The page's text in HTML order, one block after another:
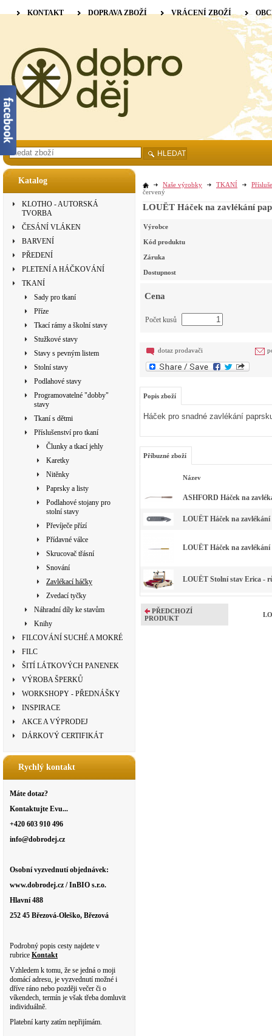
Katalog
KLOTHO - AUTORSKÁ
TVORBA
ČESÁNÍ VLÁKEN
BARVENÍ
PŘEDENÍ
PLETENÍ A HÁČKOVÁNÍ
TKANÍ
Sady pro tkaní
Příze
Tkací rámy a školní stavy
Stužkové stavy
Stavy s pevným listem
Stolní stavy
Podlahové stavy
Programovatelné "dobby"
stavy
Tkaní s dětmi
Příslušenství pro tkaní
Člunky a tkací jehly
Karetky
Nitěnky
Paprsky a listy
Podlahové stojany pro
stolní stavy
Převíječe přízí
Přídavné válce
Skrucovač třásní
Snování
Zavlékací háčky
Zvedací tyčky
Náhradní díly ke stavům
Knihy
FILCOVÁNÍ SUCHÉ A MOKRÉ
FILC
ŠITÍ LÁTKOVÝCH PANENEK
VÝROBA ŠPERKŮ
WORKSHOPY - PŘEDNÁŠKY
INSPIRACE
AKCE A VÝPRODEJ
DÁRKOVÝ CERTIFIKÁT
Rychlý kontakt
Máte dotaz?
Kontaktujte Evu...
+420 603 910 496
info@dobrodej.cz
Osobní vyzvednutí objednávek:
www.dobrodej.cz / InBIO s.r.o.
Hlavní 488
252 45 Březová-Oleško, Březová
Podrobný popis cesty najdete v
rubrice Kontakt
Vzhledem k tomu, že se jedná o moji
domácí adresu, je vyzvednutí možné i
dříve ráno nebo později večer či o
víkendech, termín je však třeba domluvit
individuálně.
Platební karty zatím nepřijímám.
Naše výrobky TKANÍ
červený
LOUËT Háček na zavlékání
Výrobce
Kód produktu
Záruka
Dostupnost
Cena
Počet kusů
dotaz prodavači
Popis zboží
Háček pro snadné zavlékání
Příbuzné zboží
Název
ASHFORD Háček na
LOUËT Háček na
LOUËT Háček na zavlékání
LOUËT Stolní stav Erica -
PŘEDCHOZÍ
PRODUKT
KONTAKT DOPRAVA ZBOŽÍ VRÁCENÍ ZBOŽÍ
HLEDAT